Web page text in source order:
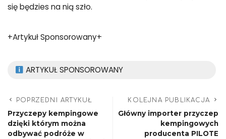
się będzies na nią szło.
+Artykuł Sponsorowany+
ARTYKUŁ SPONSOROWANY
POPRZEDNI ARTYKUŁ
Przyczepy kempingowe
dzięki którym można
odbywać podróże w
KOLEJNA PUBLIKACJA
Główny importer przyczep
kempingowych
producenta PILOTE